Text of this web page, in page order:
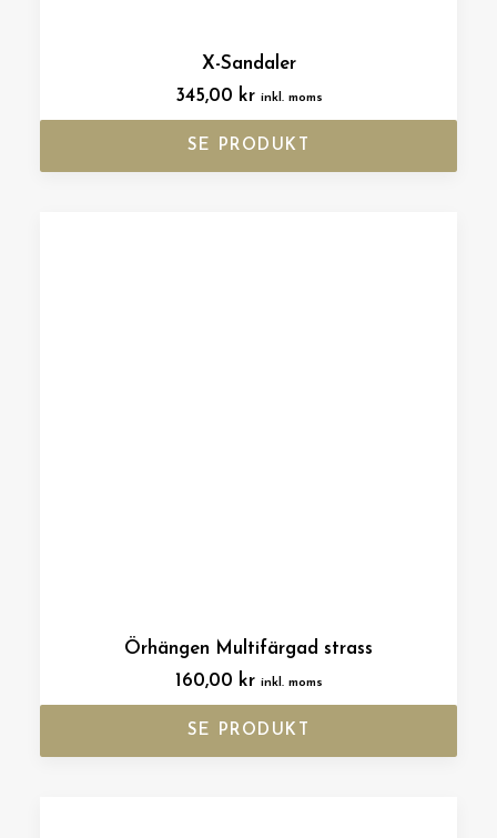
X-Sandaler
345,00 kr inkl. moms
SE PRODUKT
Örhängen Multifärgad strass
160,00 kr inkl. moms
SE PRODUKT